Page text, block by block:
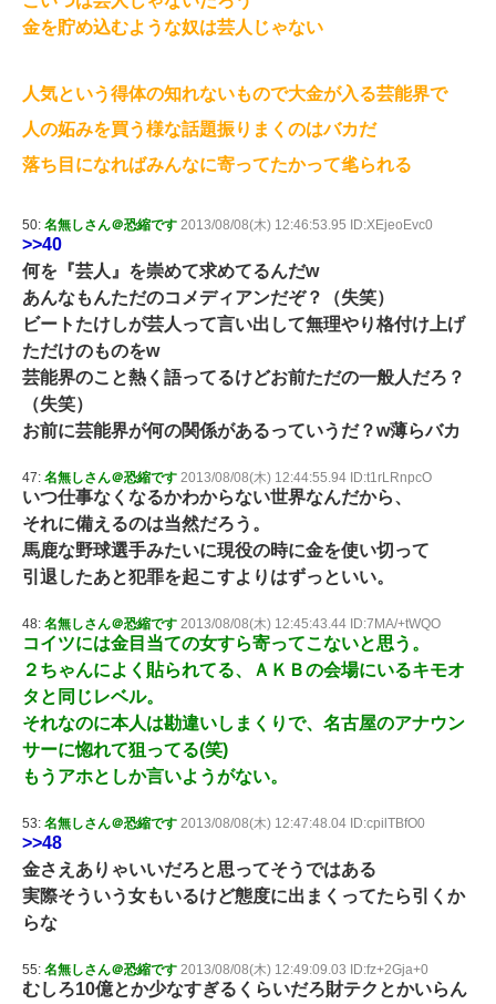
金を貯め込むような奴は芸人じゃない
人気という得体の知れないもので大金が入る芸能界で
人の妬みを買う様な話題振りまくのはバカだ
落ち目になればみんなに寄ってたかって毟られる
50: 名無しさん＠恐縮です 2013/08/08(木) 12:46:53.95 ID:XEjeoEvc0
>>40
何を『芸人』を崇めて求めてるんだw
あんなもんただのコメディアンだぞ？（失笑）
ビートたけしが芸人って言い出して無理やり格付け上げ
ただけのものをw
芸能界のこと熱く語ってるけどお前ただの一般人だろ？
（失笑）
お前に芸能界が何の関係があるっていうだ？w薄らバカ
47: 名無しさん＠恐縮です 2013/08/08(木) 12:44:55.94 ID:t1rLRnpcO
いつ仕事なくなるかわからない世界なんだから、
それに備えるのは当然だろう。
馬鹿な野球選手みたいに現役の時に金を使い切って
引退したあと犯罪を起こすよりはずっといい。
48: 名無しさん＠恐縮です 2013/08/08(木) 12:45:43.44 ID:7MA/+tWQO
コイツには金目当ての女すら寄ってこないと思う。
２ちゃんによく貼られてる、ＡＫＢの会場にいるキモオ
タと同じレベル。
それなのに本人は勘違いしまくりで、名古屋のアナウン
サーに惚れて狙ってる(笑)
もうアホとしか言いようがない。
53: 名無しさん＠恐縮です 2013/08/08(木) 12:47:48.04 ID:cpilTBfO0
>>48
金さえありゃいいだろと思ってそうではある
実際そういう女もいるけど態度に出まくってたら引くか
らな
55: 名無しさん＠恐縮です 2013/08/08(木) 12:49:09.03 ID:fz+2Gja+0
むしろ10億とか少なすぎるくらいだろ財テクとかいらん